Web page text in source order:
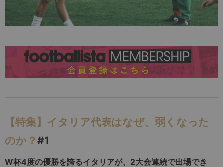
【特集】イタリア代表はなぜ、弱くなった
のか？ #1
W杯4度の優勝を誇るイタリアが、2大会連続で出場でき